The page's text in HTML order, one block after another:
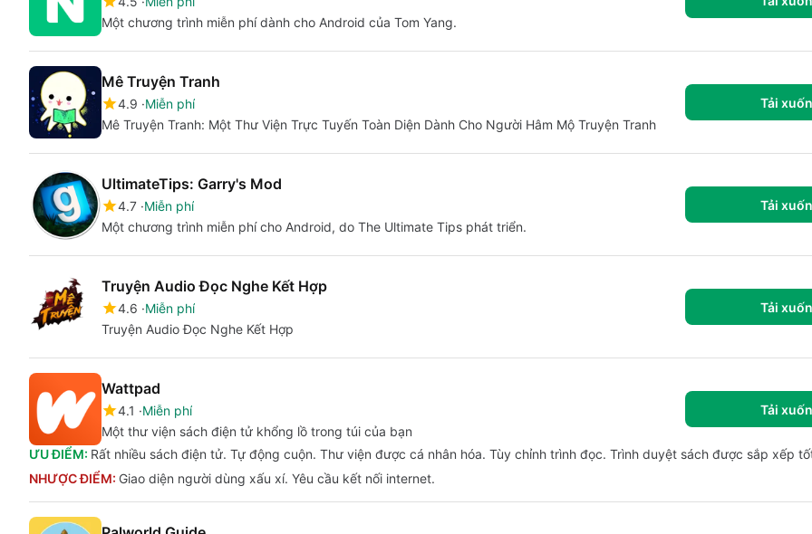
Một chương trình miễn phí dành cho Android của Tom Yang.
Mê Truyện Tranh
4.9 Miễn phí
Mê Truyện Tranh: Một Thư Viện Trực Tuyến Toàn Diện Dành Cho Người Hâm Mộ Truyện Tranh
Tải
UltimateTips: Garry's Mod
4.7 Miễn phí
Một chương trình miễn phí cho Android, do The Ultimate Tips phát triển.
Tải
Truyện Audio Đọc Nghe Kết Hợp
4.6 Miễn phí
Truyện Audio Đọc Nghe Kết Hợp
Tải
Wattpad
4.1
Miễn phí
Một thư viện sách điện tử khổng lồ trong túi của bạn
Tải
ƯU ĐIỂM: Rất nhiều sách điện tử. Tự động cuộn. Thư viện được cá nhân hóa. Tùy chỉnh trình đọc. Trình duyệt sách được sắp xếp
NHƯỢC ĐIỂM: Giao diện người dùng xấu xí. Yêu cầu kết nối internet.